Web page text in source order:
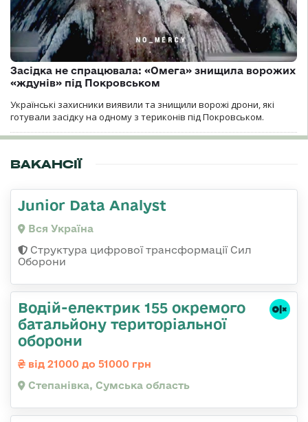
Засідка не спрацювала: «Омега» знищила ворожих
«ждунів» під Покровськом
Українські захисники виявили та знищили ворожі дрони, які
готували засідку на одному з териконів під Покровськом.
ВАКАНСІЇ
Junior Data Analyst
Вся Україна
Структура цифрової трансформації Сил
Оборони
Водій-електрик 155 окремого
батальйону територіальної
оборони
від 21000 до 51000 грн
Степанівка, Сумська область